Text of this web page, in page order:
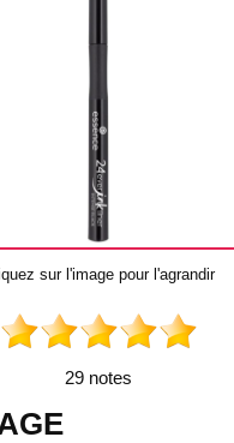
sur l'image pour l'agrandir
29 notes